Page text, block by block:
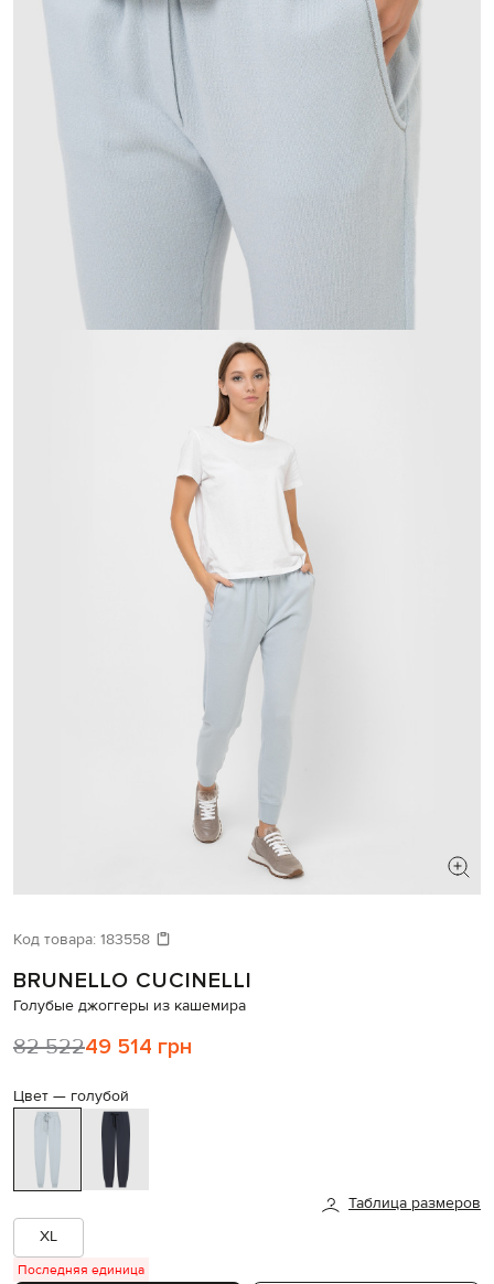
Давайте подберем что-то еще
Код товара: 183558
BRUNELLO CUCINELLI
Голубые джоггеры из кашемира
82 52249 514 грн
Цвет — голубой
Таблица размеров
XL
Последняя единица